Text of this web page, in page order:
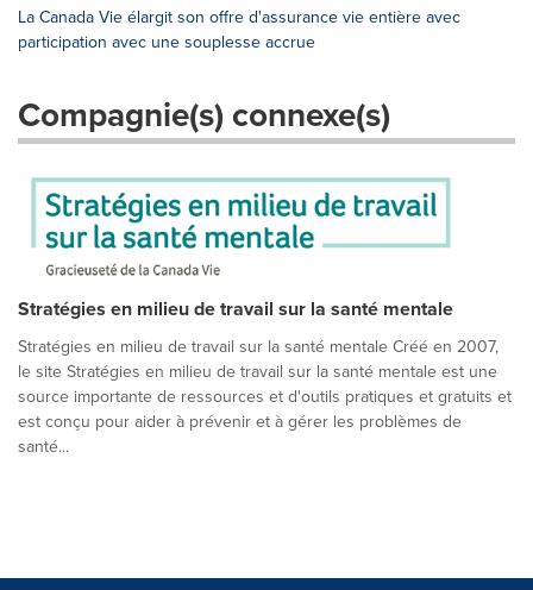
La Canada Vie élargit son offre d'assurance vie entière avec
participation avec une souplesse accrue
Compagnie(s) connexe(s)
Stratégies en milieu de travail sur la santé mentale
Stratégies en milieu de travail sur la santé mentale Créé en 2007,
le site Stratégies en milieu de travail sur la santé mentale est une
source importante de ressources et d'outils pratiques et gratuits et
est conçu pour aider à prévenir et à gérer les problèmes de
santé...